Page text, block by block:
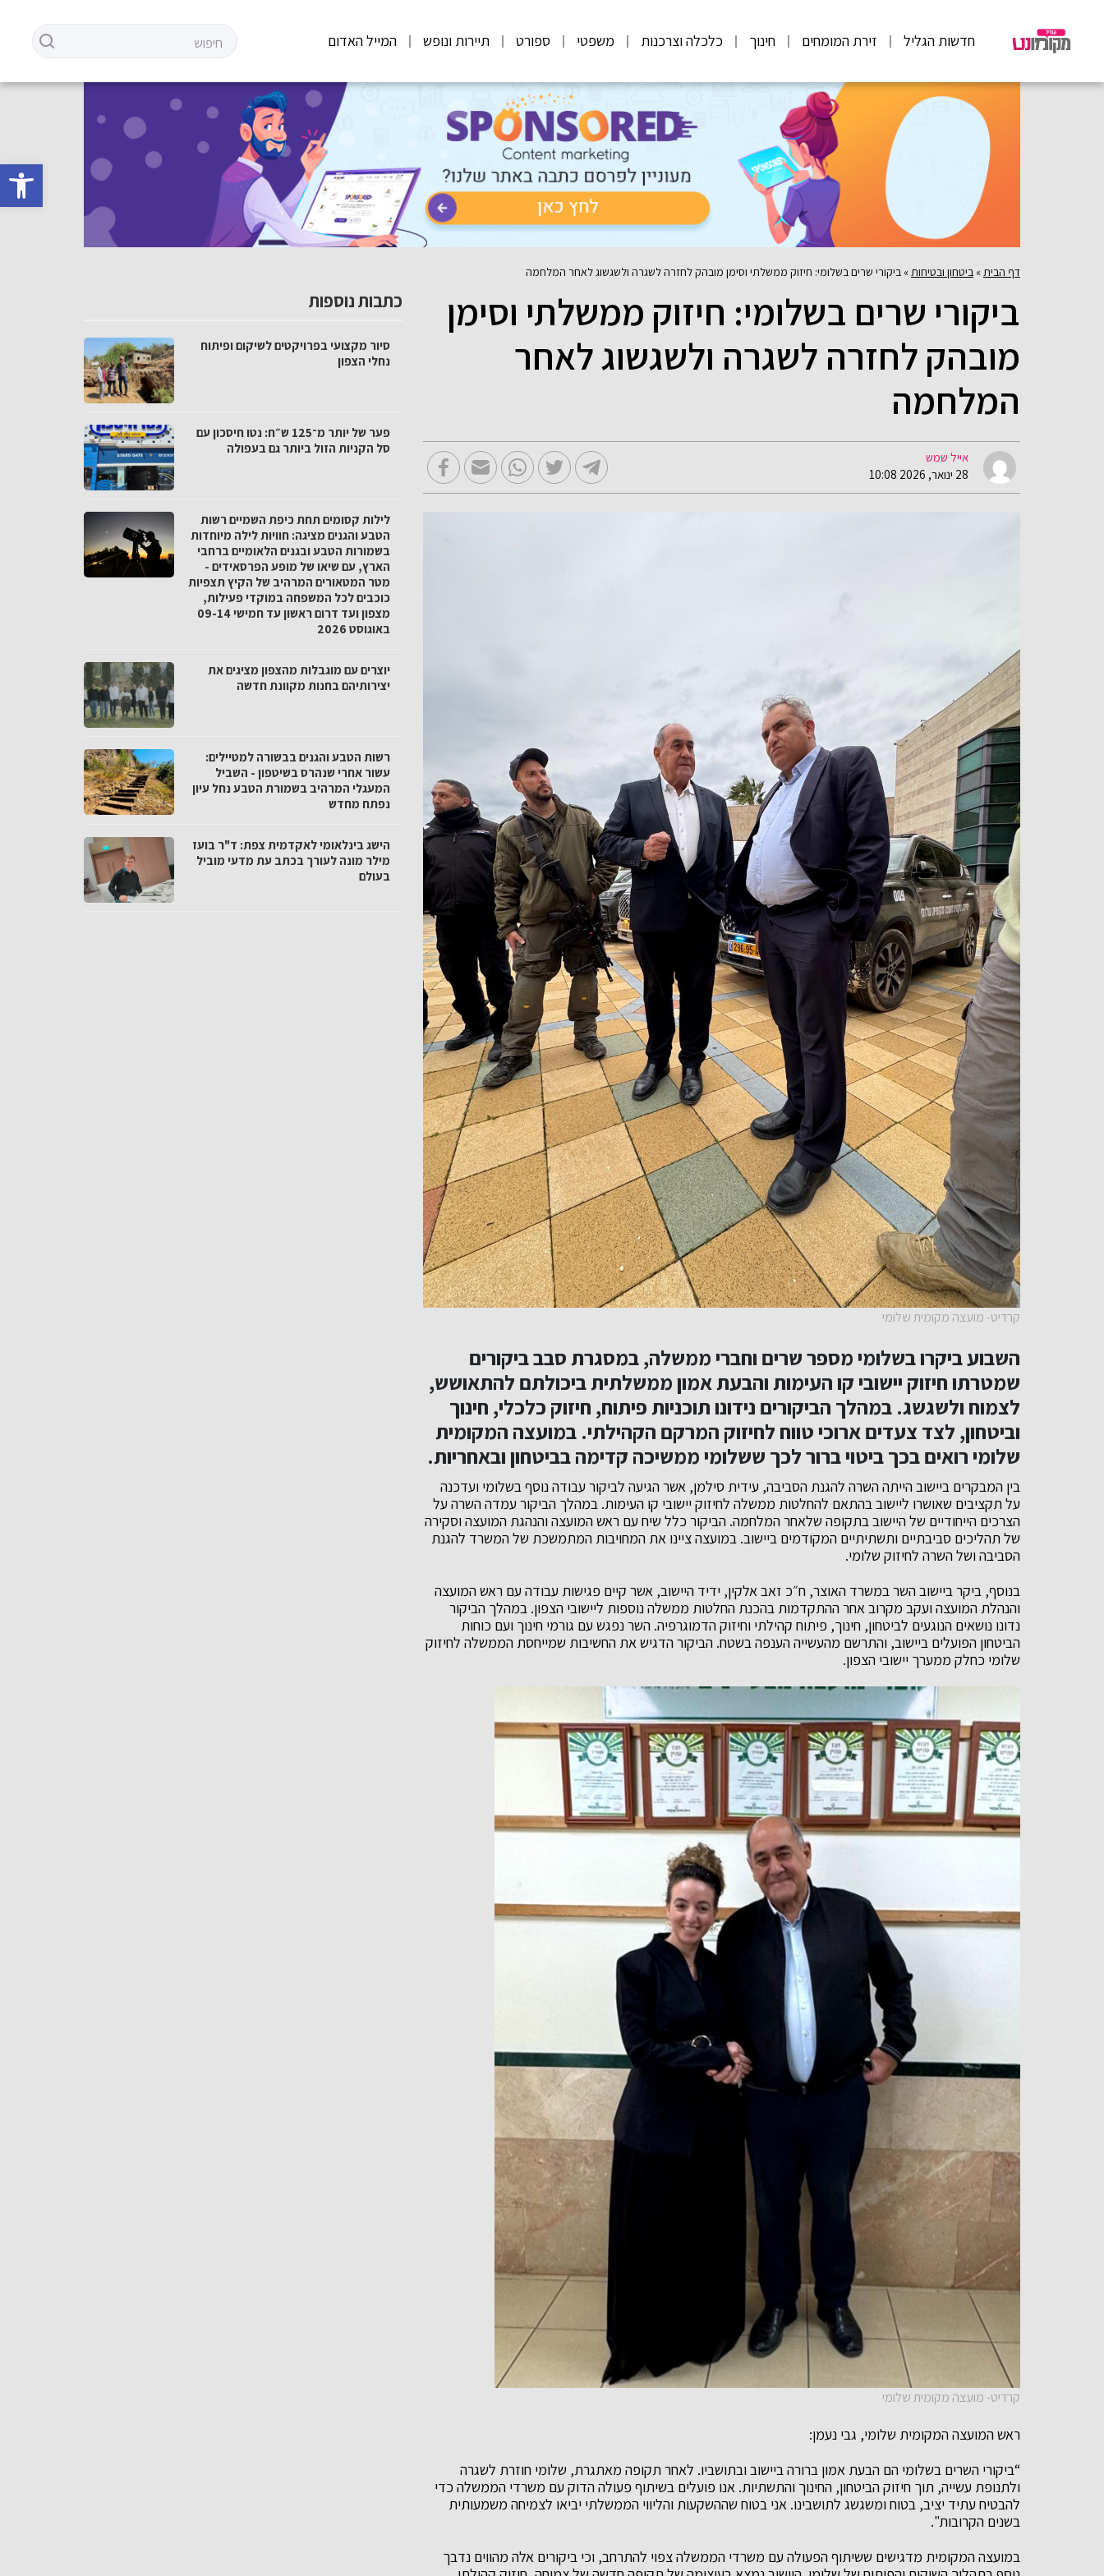
פתח
חדשות הגליל זירת המומחים חינוך כלכלה וצרכנות משפטי ספורט תיירות ונופש המייל האדום
דף הבית » ביטחון ובטיחות » ביקורי שרים בשלומי: חיזוק ממשלתי וסימן מובהק לחזרה לשגרה ולשגשוג לאחר המלחמה
ביקורי שרים בשלומי: חיזוק ממשלתי וסימן
מובהק לחזרה לשגרה ולשגשוג לאחר
המלחמה
אייל שמש
28 ינואר, 2026 10:08
קרדיט- מועצה מקומית שלומי
השבוע ביקרו בשלומי מספר שרים וחברי ממשלה, במסגרת סבב ביקורים
שמטרתו חיזוק יישובי קו העימות והבעת אמון ממשלתית ביכולתם להתאושש,
לצמוח ולשגשג. במהלך הביקורים נידונו תוכניות פיתוח, חיזוק כלכלי, חינוך
וביטחון, לצד צעדים ארוכי טווח לחיזוק המרקם הקהילתי. במועצה המקומית
שלומי רואים בכך ביטוי ברור לכך ששלומי ממשיכה קדימה בביטחון ובאחריות.
בין המבקרים ביישוב הייתה השרה להגנת הסביבה, עידית סילמן, אשר הגיעה לביקור עבודה נוסף בשלומי ועדכנה
על תקציבים שאושרו ליישוב בהתאם להחלטות ממשלה לחיזוק יישובי קו העימות. במהלך הביקור עמדה השרה על
הצרכים הייחודיים של היישוב בתקופה שלאחר המלחמה. הביקור כלל שיח עם ראש המועצה והנהגת המועצה וסקירה
של תהליכים סביבתיים ותשתיתיים המקודמים ביישוב. במועצה ציינו את המחויבות המתמשכת של המשרד להגנת
הסביבה ושל השרה לחיזוק שלומי.
בנוסף, ביקר ביישוב השר במשרד האוצר, ח״כ זאב אלקין, ידיד היישוב, אשר קיים פגישות עבודה עם ראש המועצה
והנהלת המועצה ועקב מקרוב אחר ההתקדמות בהכנת החלטות ממשלה נוספות ליישובי הצפון. במהלך הביקור
נדונו נושאים הנוגעים לביטחון, חינוך, פיתוח קהילתי וחיזוק הדמוגרפיה. השר נפגש עם גורמי חינוך ועם כוחות
הביטחון הפועלים ביישוב, והתרשם מהעשייה הענפה בשטח. הביקור הדגיש את החשיבות שמייחסת הממשלה לחיזוק
שלומי כחלק ממערך יישובי הצפון.
קרדיט- מועצה מקומית שלומי
ראש המועצה המקומית שלומי, גבי נעמן:
“ביקורי השרים בשלומי הם הבעת אמון ברורה ביישוב ובתושביו. לאחר תקופה מאתגרת, שלומי חוזרת לשגרה
ולתנופת עשייה, תוך חיזוק הביטחון, החינוך והתשתיות. אנו פועלים בשיתוף פעולה הדוק עם משרדי הממשלה כדי
להבטיח עתיד יציב, בטוח ומשגשג לתושבינו. אני בטוח שההשקעות והליווי הממשלתי יביאו לצמיחה משמעותית
בשנים הקרובות".
במועצה המקומית מדגישים ששיתוף הפעולה עם משרדי הממשלה צפוי להתרחב, וכי ביקורים אלה מהווים נדבך
כתבות נוספות
סיור מקצועי בפרויקטים לשיקום ופיתוח
נחלי הצפון
פער של יותר מ־125 ש״ח: נטו חיסכון עם
סל הקניות הזול ביותר גם בעפולה
לילות קסומים תחת כיפת השמיים רשות
הטבע והגנים מציגה: חוויות לילה מיוחדות
בשמורות הטבע ובגנים הלאומיים ברחבי
הארץ, עם שיאו של מופע הפרסאידים -
מטר המטאורים המרהיב של הקיץ תצפיות
כוכבים לכל המשפחה במוקדי פעילות,
מצפון ועד דרום ראשון עד חמישי 09-14
באוגוסט 2026
יוצרים עם מוגבלות מהצפון מציגים את
יצירותיהם בחנות מקוונת חדשה
רשות הטבע והגנים בבשורה למטיילים:
עשור אחרי שנהרס בשיטפון - השביל
המעגלי המרהיב בשמורת הטבע נחל עיון
נפתח מחדש
הישג בינלאומי לאקדמית צפת: ד"ר בועז
מילר מונה לעורך בכתב עת מדעי מוביל
בעולם